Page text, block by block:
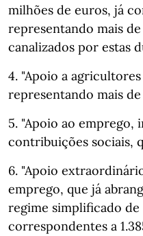
milhões de euros, já
representando mais
canalizados por estas
4. "Apoio a
representando mais
5. "Apoio ao emprego,
contribuições sociais,
6. "Apoio
emprego, que já
regime simplificado
correspondentes a